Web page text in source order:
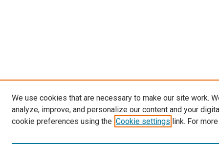
We use cookies that are necessary to make our site work.
analyze, improve, and personalize our content and your
cookie preferences using the Cookie settings link. For